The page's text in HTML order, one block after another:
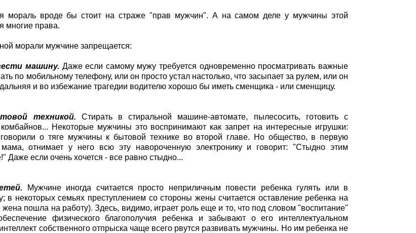
мораль вроде бы стоит на страже "прав мужчин". А на самом деле у мужчины этой
многие права.
морали мужчине запрещается:
машину. Даже если самому мужу требуется одновременно просматривать важные
по мобильному телефону, или он просто устал настолько, что засыпает за рулем, или он
дальняя и во избежание трагедии водителю хорошо бы иметь сменщика - или сменщицу.
техникой. Стирать в стиральной машине-автомате, пылесосить, готовить с
Некоторые мужчины это воспринимают как запрет на интересные игрушки:
о тяге мужчины к бытовой технике во второй главе. Но общество, в первую
отнимает у него всю эту навороченную электронику и говорит: "Стыдно этим
Даже если очень хочется - все равно стыдно...
Мужчине иногда считается просто неприличным повести ребенка гулять или в
в некоторых семьях преступлением со стороны жены считается оставление ребенка на
жена пошла на работу). Здесь, видимо, играет роль еще и то, что под словом "воспитание"
физического благополучия ребенка и забывают о его интеллектуальном
собственного отпрыска чаще всего рвутся развивать мужчины. Но им ребенка не